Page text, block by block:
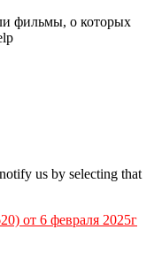
фильмы, о которых
us by selecting that
от 6 февраля 2025г